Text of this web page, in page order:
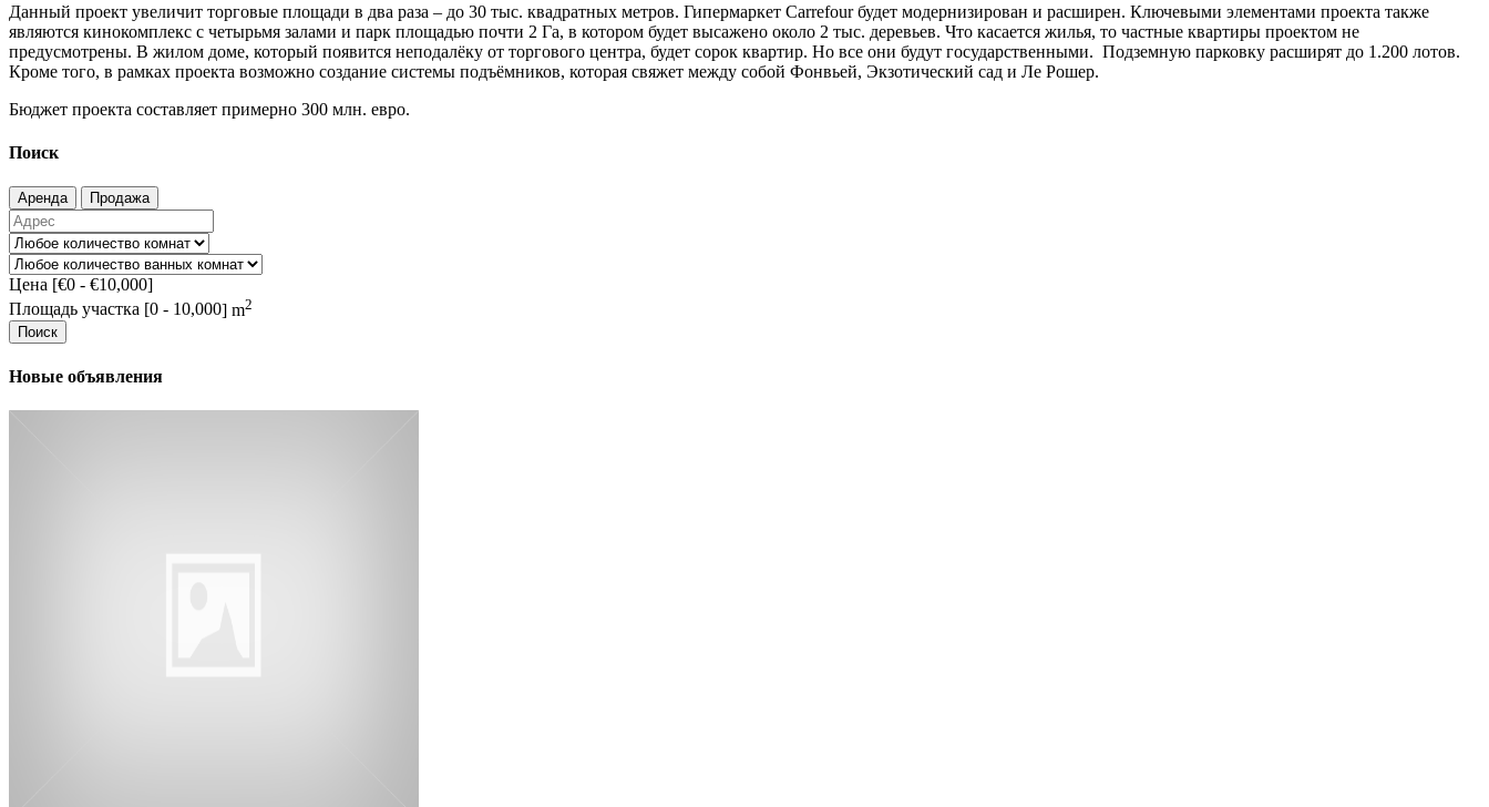
Данный проект увеличит торговые площади в два раза – до 30 тыс. квадратных метров. Гипермаркет Carrefour будет модернизирован и расширен. Ключевыми элементами проекта также
являются кинокомплекс с четырьмя залами и парк площадью почти 2 Га, в котором будет высажено около 2 тыс. деревьев. Что касается жилья, то частные квартиры проектом не
предусмотрены. В жилом доме, который появится неподалёку от торгового центра, будет сорок квартир. Но все они будут государственными. Подземную парковку расширят до 1.200 лотов.
Кроме того, в рамках проекта возможно создание системы подъёмников, которая свяжет между собой Фонвьей, Экзотический сад и Ле Рошер.
Бюджет проекта составляет примерно 300 млн. евро.
Поиск
Аренда Продажа
Цена [€0 - €10,000]
Площадь участка [0 - 10,000] m2
Поиск
Новые объявления